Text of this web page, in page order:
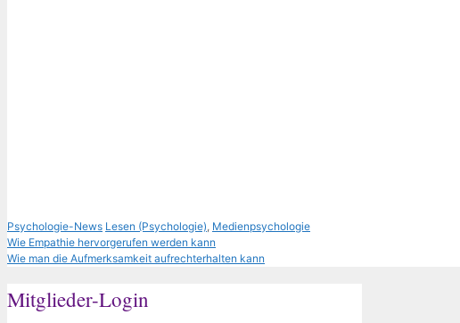
Kategorien
Psychologie-News Schlagwörter
Lesen (Psychologie) Medienpsychologie
Wie Empathie hervorgerufen werden kann
Wie man die Aufmerksamkeit aufrechterhalten kann
Mitglieder-Login